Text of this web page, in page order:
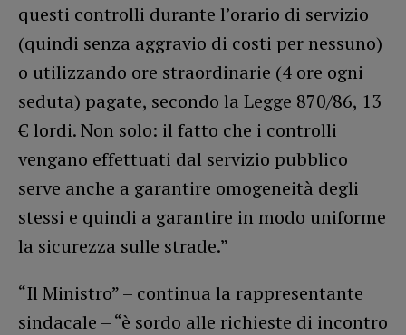
questi controlli durante l’orario di servizio
(quindi senza aggravio di costi per nessuno)
o utilizzando ore straordinarie (4 ore ogni
seduta) pagate, secondo la Legge 870/86, 13
€ lordi. Non solo: il fatto che i controlli
vengano effettuati dal servizio pubblico
serve anche a garantire omogeneità degli
stessi e quindi a garantire in modo uniforme
la sicurezza sulle strade.”
“Il Ministro” – continua la rappresentante
sindacale – “è sordo alle richieste di incontro